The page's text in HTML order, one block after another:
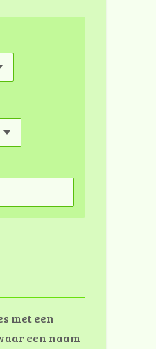
met een
een naam